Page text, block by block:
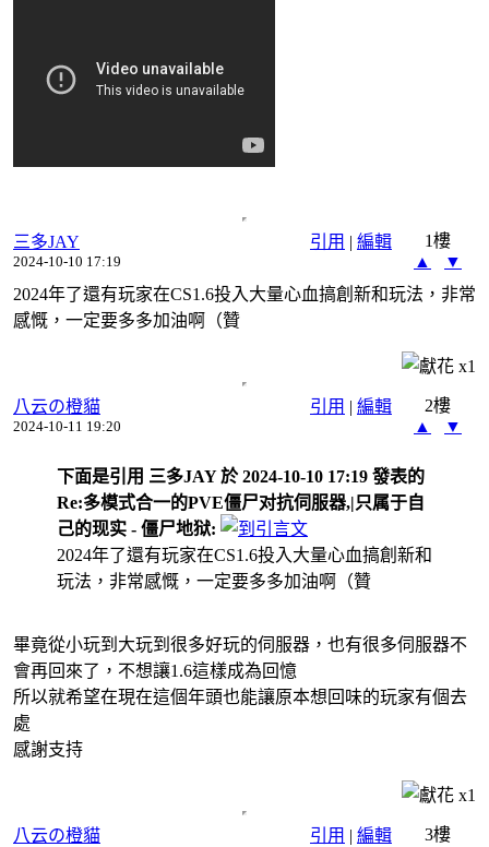
引用 | 編輯
三多JAY
2024-10-10 17:19
1樓
▲
▼
2024年了還有玩家在CS1.6投入大量心血搞創新和玩法，非常
感慨，一定要多多加油啊（贊
x1
引用 | 編輯
八云の橙貓
2024-10-11 19:20
2樓
▲
▼
下面是引用 三多JAY 於 2024-10-10 17:19 發表的
Re:多模式合一的PVE僵尸对抗伺服器,|只属于自
己的现实 - 僵尸地狱:
2024年了還有玩家在CS1.6投入大量心血搞創新和
玩法，非常感慨，一定要多多加油啊（贊
畢竟從小玩到大玩到很多好玩的伺服器，也有很多伺服器不
會再回來了，不想讓1.6這樣成為回憶
所以就希望在現在這個年頭也能讓原本想回味的玩家有個去
處
感謝支持
x1
引用 | 編輯
八云の橙貓
3樓